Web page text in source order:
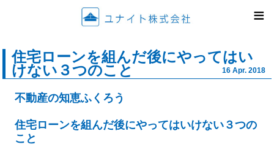
ユナイ
≡
住宅ローンを組んだ後にやってはい
けない３つのこと
16 Apr. 2018
不動産の知恵ふくろう
住宅ローンを組んだ後にやってはいけない３つの
こと